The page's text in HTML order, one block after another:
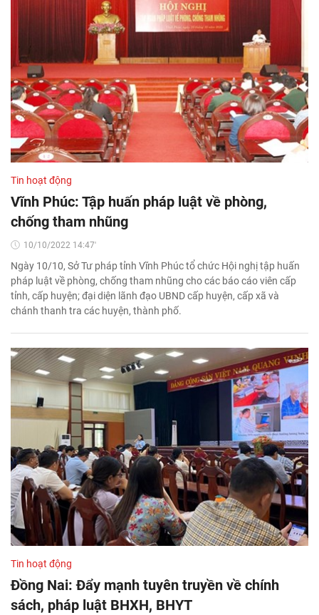
Tin hoạt động
Vĩnh Phúc: Tập huấn pháp luật về phòng,
chống tham nhũng
10/10/2022 14:47'
Ngày 10/10, Sở Tư pháp tỉnh Vĩnh Phúc tổ chức Hội nghị tập huấn
pháp luật về phòng, chống tham nhũng cho các báo cáo viên cấp
tỉnh, cấp huyện; đại diện lãnh đạo UBND cấp huyện, cấp xã và
chánh thanh tra các huyện, thành phố.
Tin hoạt động
Đồng Nai: Đẩy mạnh tuyên truyền về chính
sách, pháp luật BHXH, BHYT